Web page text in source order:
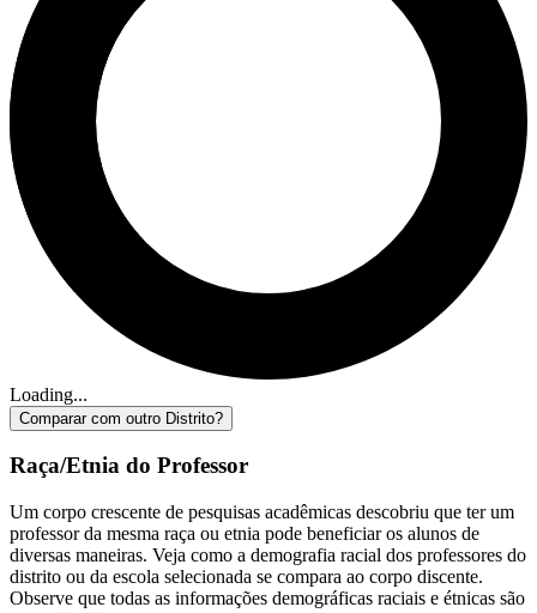
Loading...
Comparar com outro Distrito?
Raça/Etnia do Professor
Um corpo crescente de pesquisas acadêmicas descobriu que ter um
professor da mesma raça ou etnia pode beneficiar os alunos de
diversas maneiras. Veja como a demografia racial dos professores do
distrito ou da escola selecionada se compara ao corpo discente.
Observe que todas as informações demográficas raciais e étnicas são